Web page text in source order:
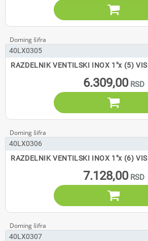

40LX0305
RAZDELNIK VENTILSKI INOX 1"x (5) VIS
6.309,00

40LX0306
RAZDELNIK VENTILSKI INOX 1"x (6) VIS
7.128,00

40LX0307